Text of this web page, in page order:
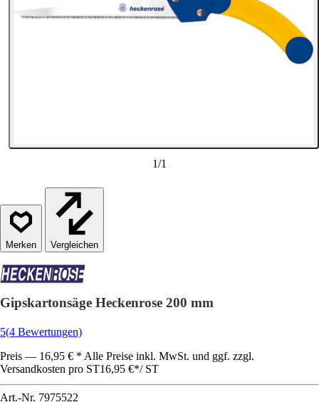
1/1
Vergleichen
Gipskartonsäge Heckenrose 200 mm
5(4 Bewertungen)
Preis — 16,95 € * Alle Preise inkl. MwSt. und ggf. zzgl.
Versandkosten pro ST16,95 €*/ ST
Art.-Nr. 7975522